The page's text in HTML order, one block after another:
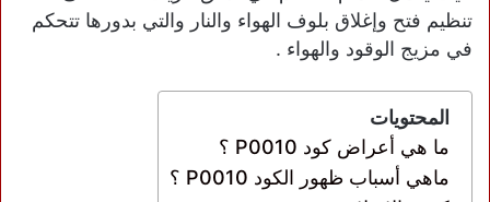
تنظيم فتح وإغلاق بلوف الهواء والنار والتي بدورها تتحكم
في مزيج الوقود والهواء .
المحتويات
ما هي أعراض كود P0010 ؟
ماهي أسباب ظهور الكود P0010 ؟